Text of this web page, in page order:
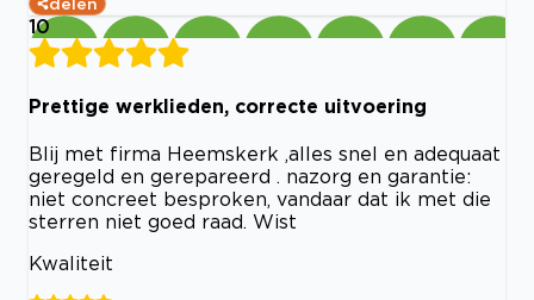
delen
10
Prettige werklieden, correcte uitvoering
Blij met firma Heemskerk ,alles snel en adequaat
geregeld en gerepareerd . nazorg en garantie:
niet concreet besproken, vandaar dat ik met die
sterren niet goed raad. Wist
Kwaliteit